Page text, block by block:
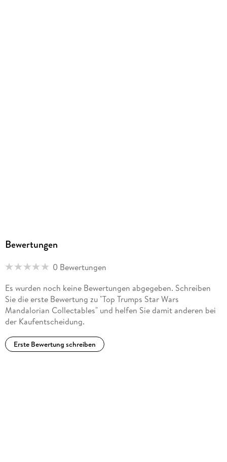
Bewertungen
0 Bewertungen
Es wurden noch keine Bewertungen abgegeben. Schreiben
Sie die erste Bewertung zu "Top Trumps Star Wars
Mandalorian Collectables" und helfen Sie damit anderen bei
der Kaufentscheidung.
Erste Bewertung schreiben